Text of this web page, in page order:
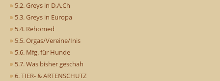
5.2. Greys in D,A,Ch
5.3. Greys in Europa
5.4. Rehomed
5.5. Orgas/Vereine/Inis
5.6. Mfg. für Hunde
5.7. Was bisher geschah
6. TIER- & ARTENSCHUTZ